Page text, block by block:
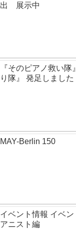
出 展示中
『そのピアノ救い
り隊』 発足しました
MAY-Berlin 150
イベント情報 イベ
アニスト編